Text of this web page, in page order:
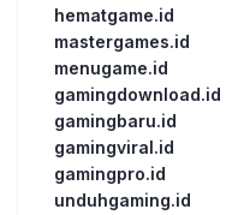
hematgame.id
mastergames.id
menugame.id
gamingdownload.id
gamingbaru.id
gamingviral.id
gamingpro.id
unduhgaming.id